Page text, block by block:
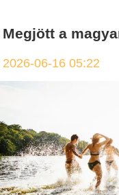
Megjött a
2026-06-16 05:22